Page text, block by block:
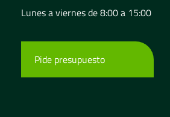
Lunes a viernes de 8:00 a 15:00
Pide presupuesto